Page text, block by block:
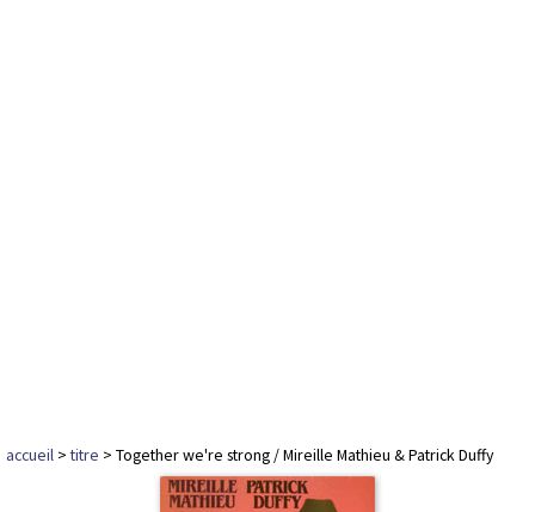
accueil >titre > Together we're strong / Mireille Mathieu & Patrick Duffy